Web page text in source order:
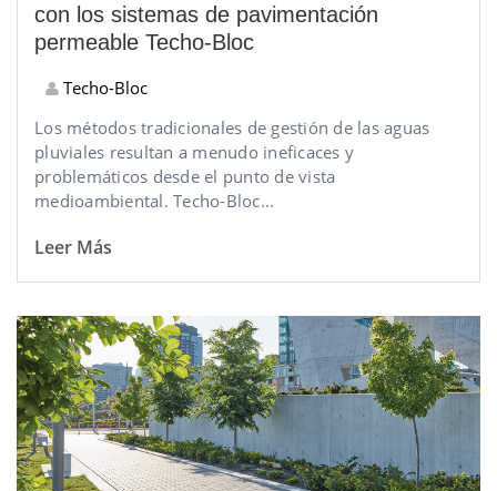
con los sistemas de pavimentación
permeable Techo-Bloc
Techo-Bloc
Los métodos tradicionales de gestión de las aguas
pluviales resultan a menudo ineficaces y
problemáticos desde el punto de vista
medioambiental. Techo-Bloc...
Leer Más